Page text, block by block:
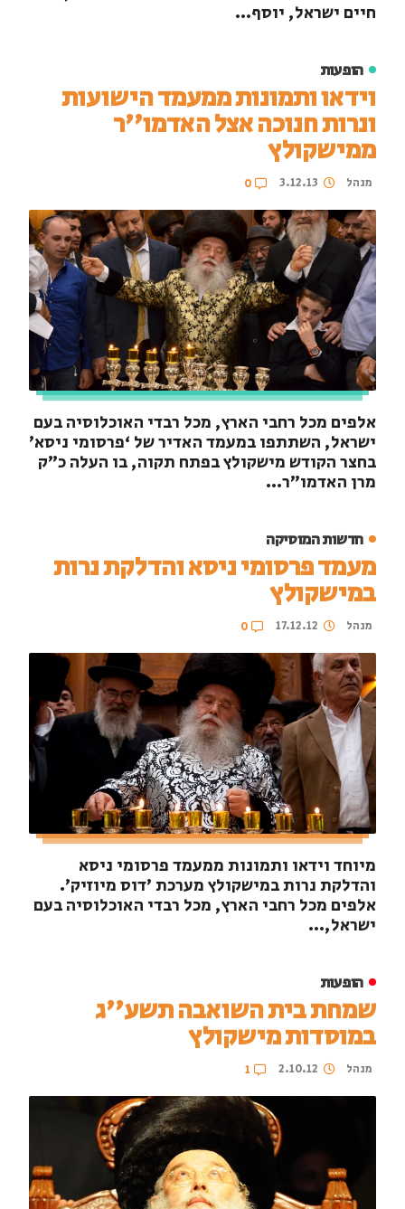
חיים ישראל, יוסף...
הופעות
וידאו ותמונות ממעמד הישועות
ונרות חנוכה אצל האדמו''ר
ממישקולץ
מנהל 3.12.13
0
אלפים מכל רחבי הארץ, מכל רבדי האוכלוסיה בעם
ישראל, השתתפו במעמד האדיר של ‘פרסומי ניסא’
בחצר הקודש מישקולץ בפתח תקוה, בו העלה כ”ק
מרן האדמו”ר...
חדשות המוסיקה
מעמד פרסומי ניסא והדלקת נרות
במישקולץ
מנהל 17.12.12
0
מיוחד וידאו ותמונות ממעמד פרסומי ניסא
והדלקת נרות במישקולץ מערכת 'דוס מיוזיק'.
אלפים מכל רחבי הארץ, מכל רבדי האוכלוסיה בעם
ישראל,...
הופעות
שמחת בית השואבה תשע''ג
במוסדות מישקולץ
מנהל 2.10.12
1